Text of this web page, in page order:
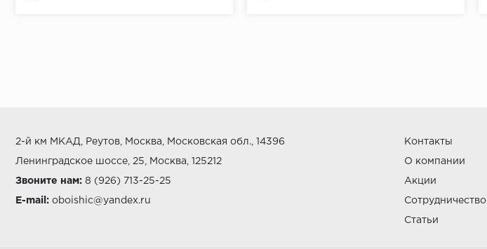
2-й км МКАД, Реутов, Москва, Московская обл., 14396
Ленинградское шоссе, 25, Москва, 125212
Звоните нам: 8 (926) 713-25-25
E-mail: oboishic@yandex.ru
Контакты
О компании
Акции
Сотрудничество
Статьи